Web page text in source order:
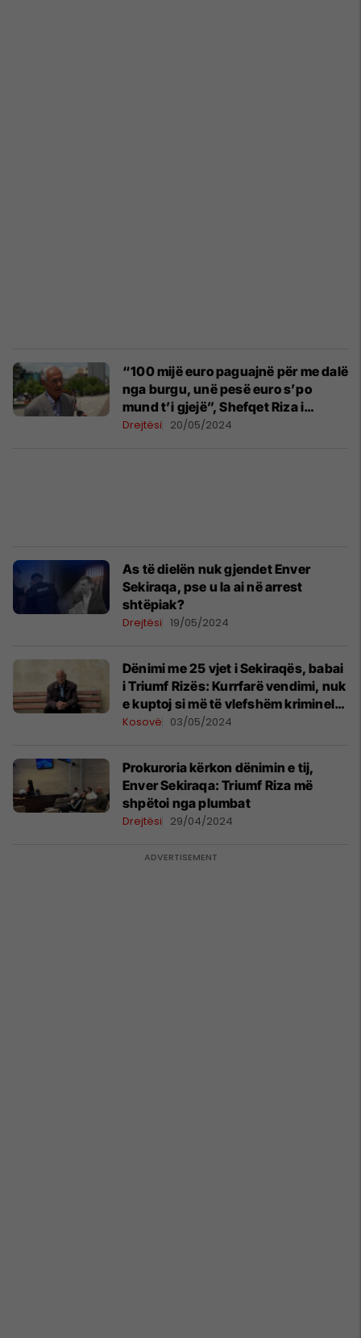
“100 mijë euro paguajnë për me dalë
nga burgu, unë pesë euro s’po
mund t’i gjejë”, Shefqet Riza i
zhgënjyer pas arratisjes së
Drejtësi 20/05/2024
As të dielën nuk gjendet Enver
Sekiraqa, pse u la ai në arrest
shtëpiak?
Drejtësi 19/05/2024
Dënimi me 25 vjet i Sekiraqës, babai
i Triumf Rizës: Kurrfarë vendimi, nuk
e kuptoj si më të vlefshëm kriminelët
se polici që mbron ligjin e shtetin
Kosovë 03/05/2024
Prokuroria kërkon dënimin e tij,
Enver Sekiraqa: Triumf Riza më
shpëtoi nga plumbat
Drejtësi 29/04/2024